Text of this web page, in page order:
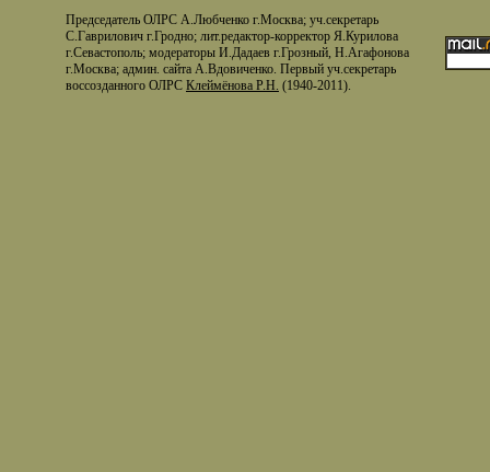
Председатель ОЛРС А.Любченко г.Москва; уч.секретарь
С.Гаврилович г.Гродно; лит.редактор-корректор Я.Курилова
г.Севастополь; модераторы И.Дадаев г.Грозный, Н.Агафонова
г.Москва; админ. сайта А.Вдовиченко. Первый уч.секретарь
воссозданного ОЛРС Клеймёнова Р.Н. (1940-2011).